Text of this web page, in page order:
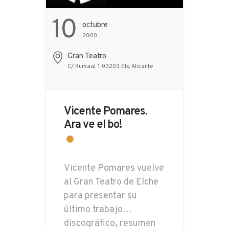
10 Octubre
20:00
Gran Teatro
C/ Kursaal, 1, 03203 Elx, Alicante
Vicente Pomares.
Ara ve el bo!
Vicente Pomares vuelve
al Gran Teatro de Elche
para presentar su
último trabajo
discográfico, resumen